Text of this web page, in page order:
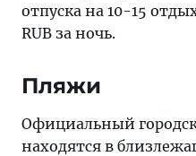
отпуска на 10-15
RUB за ночь.
Пляжи
Официальный
находятся в